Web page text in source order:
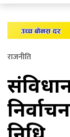
राजनीति